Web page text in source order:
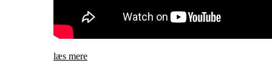
læs mere